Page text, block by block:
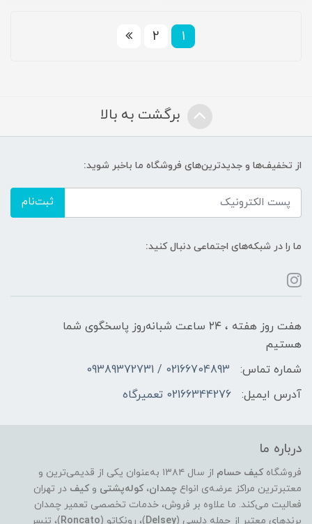
1
2
برگشت به بالا
از تخفیف‌ها و جدیدترین‌های فروشگاه ما باخبر شوید:
ثبت‌نام
ما را در شبکه‌های اجتماعی دنبال کنید:
هفت روز هفته ، ۲۴ ساعت شبانه‌روز پاسخگوی شما
هستیم
شماره تماس:
02166704893 / 09389372731
آدرس ایمیل:
02166344276 تعمیرگاه
درباره ما
فروشگاه کیف حسام
از سال ۱۳۸۴ به‌عنوان یکی از قدیمی‌ترین و
معتبرترین مراکز عرضه‌ی انواع چمدان، کوله‌پشتی و کیف در تهران
فعالیت می‌کند. ما علاوه بر فروش، خدمات تخصصی تعمیر چمدان
برندهای معتبر از جمله دلسی (Delsey)، رونکاتو (Roncato)، تنسر